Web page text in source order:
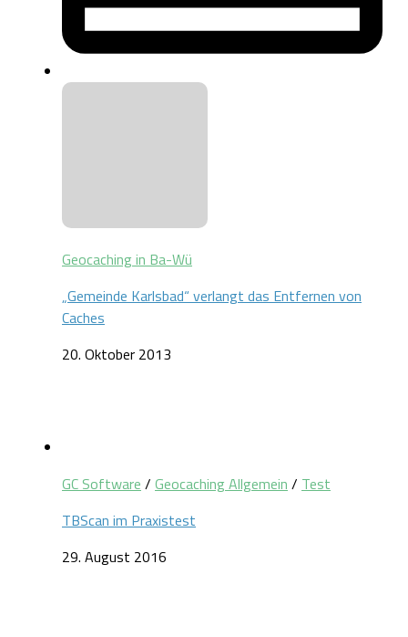
Geocaching in Ba-Wü
„Gemeinde Karlsbad“ verlangt das Entfernen von
Caches
20. Oktober 2013
GC Software / Geocaching Allgemein / Test
TBScan im Praxistest
29. August 2016